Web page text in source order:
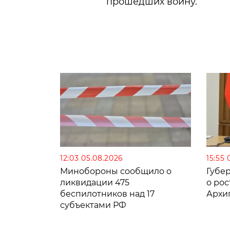
12:03 05.08.2026
Минобороны сообщило о
ликвидации 475
беспилотников над 17
субъектами РФ
15:55
о